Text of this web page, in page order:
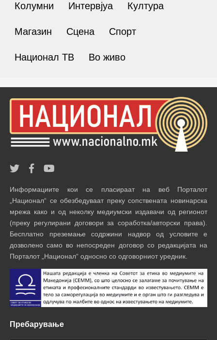
Колумни Интервјуа Култура
Магазин Сцена Спорт
Национал ТВ Во живо
Информациите кои се пласираат на веб Порталот
„Национал“ се обезбедуваат преку сопствената новинарска
мрежа како и од неколку медиумски издавачи од регионот
(преку регулирани договори за соработка/авторски права).
Бесплатно преземање содржини надвор од условите е
дозволено само во непосреден договор со редакцијата на
Порталот „Национал“ односно со одговорниот уредник.
Пребарување